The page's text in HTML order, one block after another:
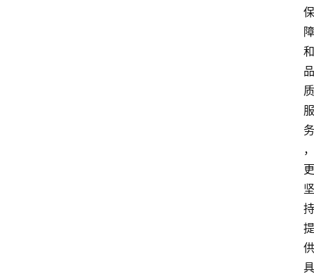
保
障
和
品
质
服
务
，
更
坚
持
提
供
具